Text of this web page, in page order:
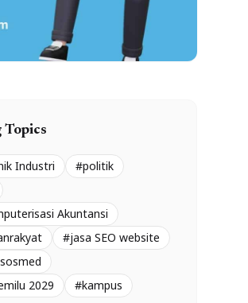
Industri
#politik
Akuntansi
#jasa SEO website
2029
#kampus